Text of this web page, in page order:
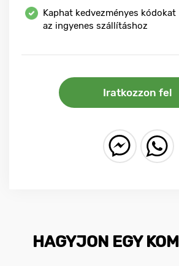
Kaphat kedvezményes kódokat
az ingyenes szállításhoz
Iratkozzon fel
HAGYJON EGY